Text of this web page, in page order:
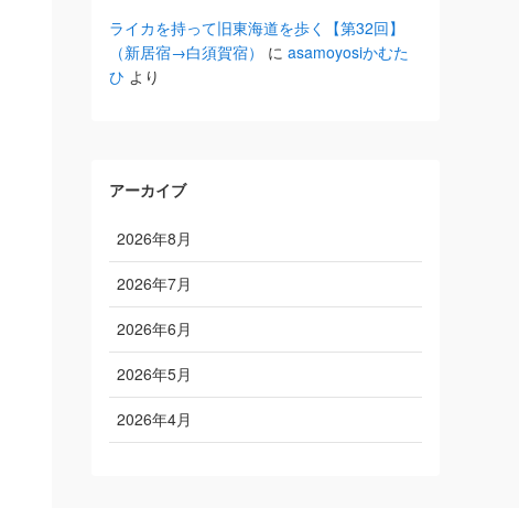
ライカを持って旧東海道を歩く【第32回】
（新居宿→白須賀宿）
に asamoyosiかむた
ひ より
アーカイブ
2026年8月
2026年7月
2026年6月
2026年5月
2026年4月